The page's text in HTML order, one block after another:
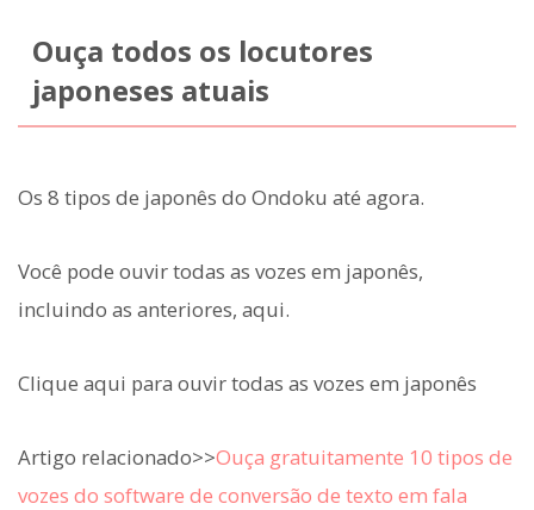
Ouça todos os locutores
japoneses atuais
Os 8 tipos de japonês do Ondoku até agora.
Você pode ouvir todas as vozes em japonês,
incluindo as anteriores, aqui.
Clique aqui para ouvir todas as vozes em japonês
Artigo relacionado>>Ouça gratuitamente 10 tipos de
vozes do software de conversão de texto em fala